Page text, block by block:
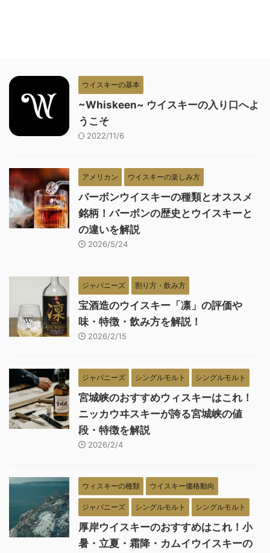
ウイスキーの基本
~Whiskeen~ ウイスキーの入り口へよ
うこそ
2022/11/6
アメリカン ウイスキーの楽しみ方
バーボンウイスキーの種類とオススメ
銘柄！バーボンの歴史とウイスキーと
の違いを解説
2026/5/24
ジャパニーズ 割り方・飲み方
宝酒造のウイスキー「凛」の評価や
味・特徴・飲み方を解説！
2026/2/15
ジャパニーズ シングルモルト シングルモルト
宮城峡のおすすめウィスキーはこれ！
ニッカウヰスキーが誇る宮城峡の値
段・特徴を解説
2026/2/4
ウィスキーの種類 ウイスキー価格動向
ジャパニーズ シングルモルト シングルモルト
厚岸ウイスキーのおすすめはこれ！小
暑・立夏・霜降・カムイウイスキーの